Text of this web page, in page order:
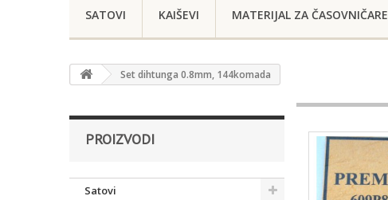
SATOVI KAIŠEVI MATERIJAL ZA ČASOVNIČARE
Set dihtunga 0.8mm, 144komada
PROIZVODI
Satovi